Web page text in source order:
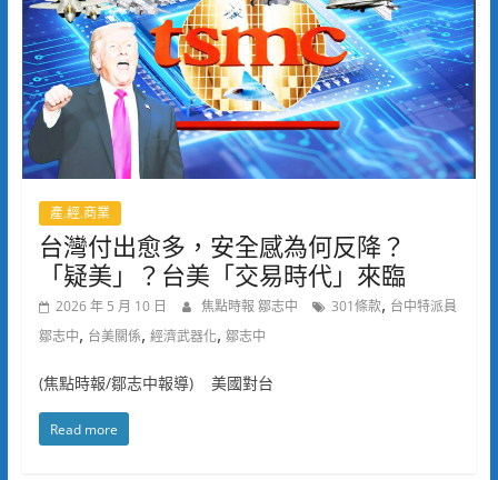
產.經.商業
台灣付出愈多，安全感為何反降？
「疑美」？台美「交易時代」來臨
2026 年 5 月 10 日 焦點時報 鄒志中 301條款, 台中特派員
鄒志中, 台美關係, 經濟武器化, 鄒志中
(焦點時報/鄒志中報導) 美國對台
Read more